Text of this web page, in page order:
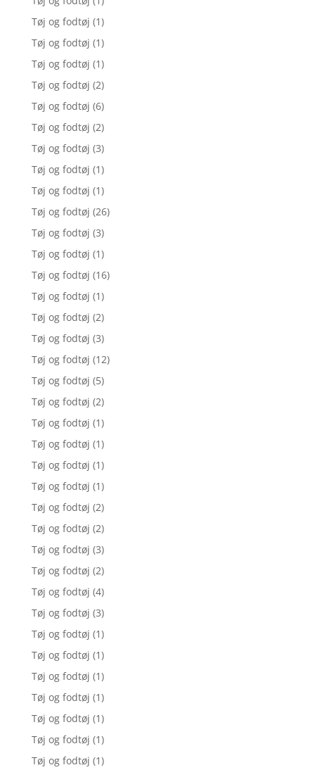
Tøj og fodtøj (1)
Tøj og fodtøj (1)
Tøj og fodtøj (1)
Tøj og fodtøj (2)
Tøj og fodtøj (6)
Tøj og fodtøj (2)
Tøj og fodtøj (3)
Tøj og fodtøj (1)
Tøj og fodtøj (1)
Tøj og fodtøj (26)
Tøj og fodtøj (3)
Tøj og fodtøj (1)
Tøj og fodtøj (16)
Tøj og fodtøj (1)
Tøj og fodtøj (2)
Tøj og fodtøj (3)
Tøj og fodtøj (12)
Tøj og fodtøj (5)
Tøj og fodtøj (2)
Tøj og fodtøj (1)
Tøj og fodtøj (1)
Tøj og fodtøj (1)
Tøj og fodtøj (1)
Tøj og fodtøj (2)
Tøj og fodtøj (2)
Tøj og fodtøj (3)
Tøj og fodtøj (2)
Tøj og fodtøj (4)
Tøj og fodtøj (3)
Tøj og fodtøj (1)
Tøj og fodtøj (1)
Tøj og fodtøj (1)
Tøj og fodtøj (1)
Tøj og fodtøj (1)
Tøj og fodtøj (1)
Tøj og fodtøj (1)